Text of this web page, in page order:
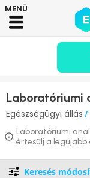
Laboratóriumi
Egészségügyi állás /
Laboratóriumi
értesülj a
Keresés